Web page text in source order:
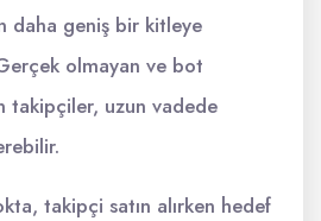
daha geniş bir kitleye
olmayan ve bot
takipçiler, uzun vadede
takipçi satın alırken hedef